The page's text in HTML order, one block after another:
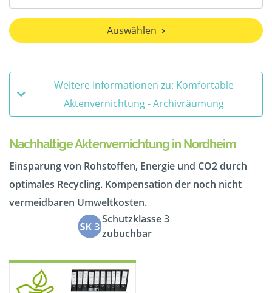
Auswählen
Weitere Informationen zu: Komfortable
Aktenvernichtung - Archivräumung
Nachhaltige Aktenvernichtung in Nordheim
Einsparung von Rohstoffen, Energie und CO2 durch
optimales Recycling. Kompensation der noch nicht
vermeidbaren Umweltkosten.
Schutzklasse 3
zubuchbar